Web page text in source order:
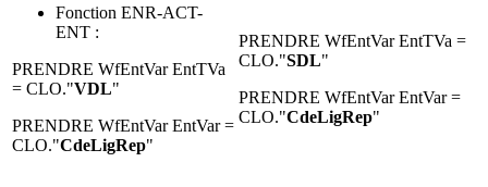
Fonction ENR-ACT-
ENT :
PRENDRE WfEntVar EntTVa
= CLO."VDL"
PRENDRE WfEntVar EntVar =
CLO."CdeLigRep"
PRENDRE WfEntVar EntTVa =
CLO."SDL"
PRENDRE WfEntVar EntVar =
CLO."CdeLigRep"